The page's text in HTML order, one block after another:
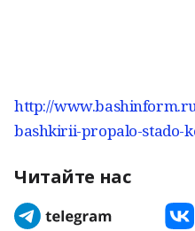
http://
bashkirii-propalo-stado-
Читайте нас